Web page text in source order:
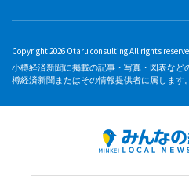
Copyright 2026 Otaru consulting All rights
小樽経済新聞に掲載の記事・写真・図表など
樽経済新聞またはその情報提供者に属します。